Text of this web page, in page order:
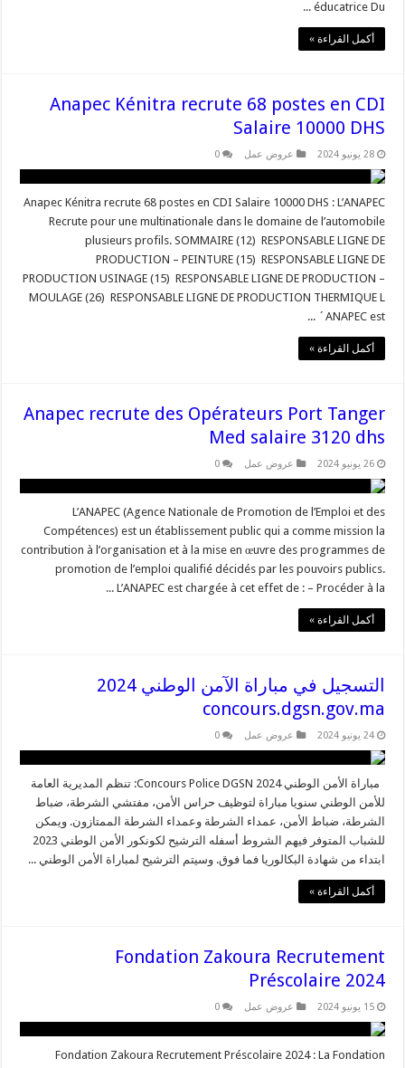
éducatrice Du ...
أكمل القراءة »
Anapec Kénitra recrute 68 postes en CDI
Salaire 10000 DHS
28 يونيو 2024 عروض عمل 0
Anapec Kénitra recrute 68 postes en CDI Salaire 10000 DHS : L’ANAPEC
Recrute pour une multinationale dans le domaine de l’automobile
plusieurs profils. SOMMAIRE (12) RESPONSABLE LIGNE DE
PRODUCTION – PEINTURE (15) RESPONSABLE LIGNE DE
PRODUCTION USINAGE (15) RESPONSABLE LIGNE DE PRODUCTION –
MOULAGE (26) RESPONSABLE LIGNE DE PRODUCTION THERMIQUE L
´ANAPEC est ...
أكمل القراءة »
Anapec recrute des Opérateurs Port Tanger
Med salaire 3120 dhs
26 يونيو 2024 عروض عمل 0
L’ANAPEC (Agence Nationale de Promotion de l’Emploi et des
Compétences) est un établissement public qui a comme mission la
contribution à l’organisation et à la mise en œuvre des programmes de
promotion de l’emploi qualifié décidés par les pouvoirs publics.
L’ANAPEC est chargée à cet effet de : – Procéder à la ...
أكمل القراءة »
التسجيل في مباراة الآمن الوطني 2024
concours.dgsn.gov.ma
24 يونيو 2024 عروض عمل 0
مباراة الأمن الوطني 2024 Concours Police DGSN: تنظم المديرية العامة
للأمن الوطني سنويا مباراة لتوظيف حراس الأمن، مفتشي الشرطة، ضباط
الشرطة، ضباط الأمن، عمداء الشرطة وعمداء الشرطة الممتازون. ويمكن
للشباب المتوفر فيهم الشروط أسفله الترشيح لكونكور الأمن الوطني 2023
ابتداء من شهادة البكالوريا فما فوق. وسيتم الترشيح لمباراة الأمن الوطني ...
أكمل القراءة »
Fondation Zakoura Recrutement
Préscolaire 2024
15 يونيو 2024 عروض عمل 0
Fondation Zakoura Recrutement Préscolaire 2024 : La Fondation